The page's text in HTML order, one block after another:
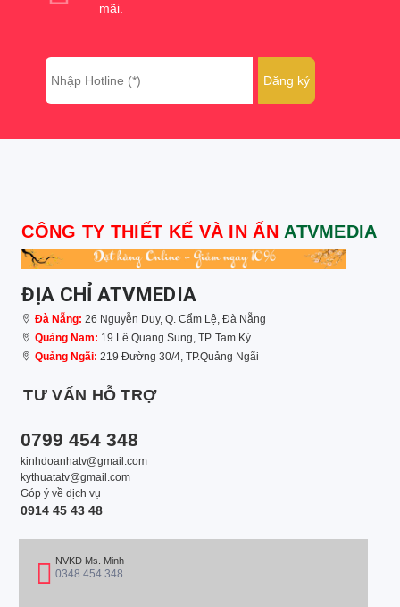
mãi.
CÔNG TY THIẾT KẾ VÀ IN ẤNATVMEDIA
ĐỊA CHỈ ATVMEDIA
Đà Nẵng: 26 Nguyễn Duy, Q. Cẩm Lệ, Đà Nẵng
Quảng Nam: 19 Lê Quang Sung, TP. Tam Kỳ
Quảng Ngãi: 219 Đường 30/4, TP.Quảng Ngãi
TƯ VẤN HỖ TRỢ
0799 454 348
kinhdoanhatv@gmail.com
kythuatatv@gmail.com
Góp ý về dịch vụ
0914 45 43 48
NVKD Ms. Minh
0348 454 348